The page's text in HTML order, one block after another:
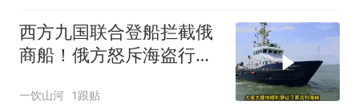
西方九国联合登船拦截俄
商船！俄方怒斥海盗行
一饮山河 1跟贴